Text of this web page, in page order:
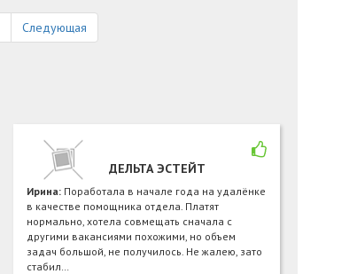
Следующая
ДЕЛЬТА ЭСТЕЙТ
Ирина: Поработала в начале года на удалёнке
в качестве помощника отдела. Платят
нормально, хотела совмещать сначала с
другими вакансиями похожими, но объем
задач большой, не получилось. Не жалею, зато
стабил…